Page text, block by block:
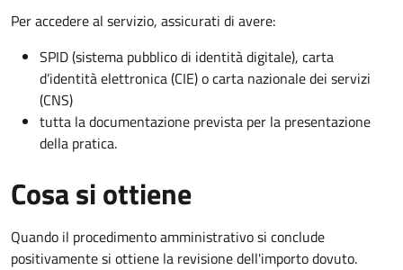
Per accedere al servizio, assicurati di avere:
SPID (sistema pubblico di identità digitale), carta
d’identità elettronica (CIE) o carta nazionale dei servizi
(CNS)
tutta la documentazione prevista per la presentazione
della pratica.
Cosa si ottiene
Quando il procedimento amministrativo si conclude
positivamente si ottiene la revisione dell'importo dovuto.